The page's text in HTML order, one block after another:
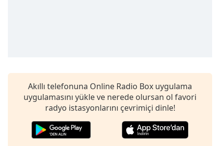
Akıllı telefonuna Online Radio Box uygulama
uygulamasını yükle ve nerede olursan ol favori
radyo istasyonlarını çevrimiçi dinle!